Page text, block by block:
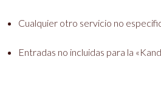
Cualquier otro servicio no
Entradas no incluidas para la